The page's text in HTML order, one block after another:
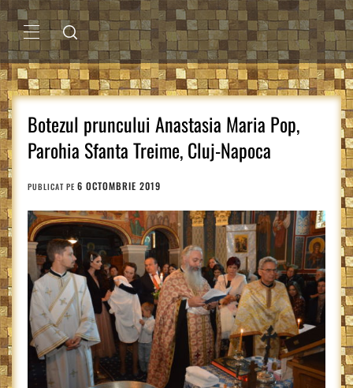
Sari
la
conținutMENIU
PRINCIPAL
Botezul pruncului Anastasia Maria Pop,
Parohia Sfanta Treime, Cluj-Napoca
PUBLICAT PE 6 OCTOMBRIE 2019